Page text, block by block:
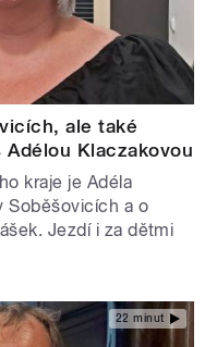
ale také
Klaczakovou
kraje je Adéla
Soběšovicích a o
Jezdí i za dětmi
22 minut